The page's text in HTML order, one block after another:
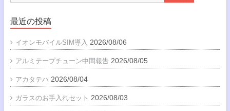
最近の投稿
イオンモバイルSIM導入 2026/08/06
アルミテープチューン中間報告 2026/08/05
アカタテハ 2026/08/04
ガラスのお手入れセット 2026/08/03